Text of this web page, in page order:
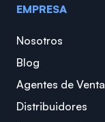
EMPRESA
Nosotros
Blog
Agentes de Venta
Distribuidores